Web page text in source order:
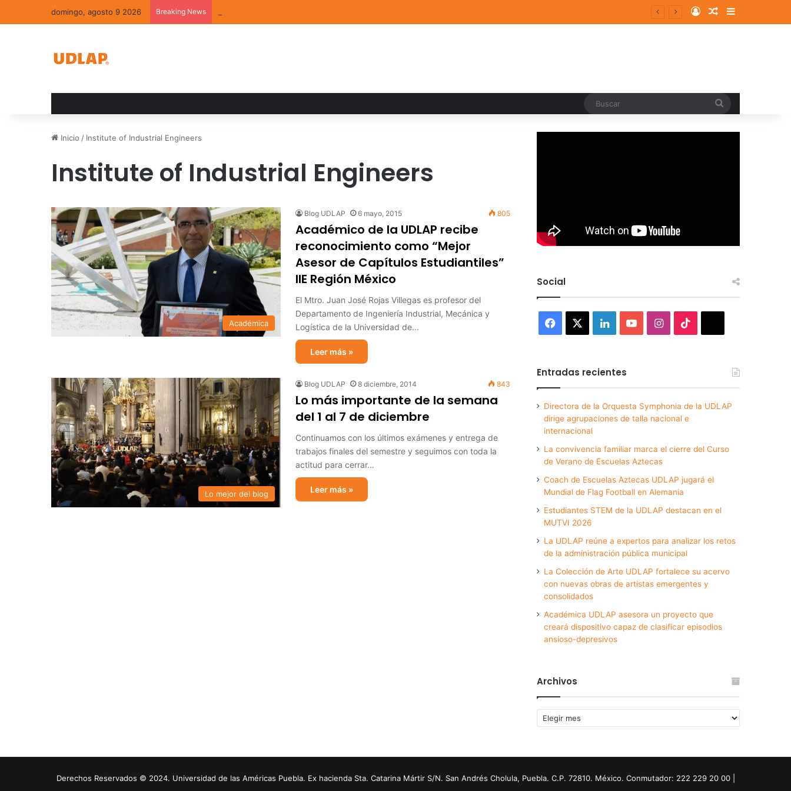
domingo, agosto 9 2026 Breaking News Log InRandom Article
Sidebar
Inicio / Institute of Industrial Engineers
Institute of Industrial Engineers
Académica
Blog UDLAP 6 mayo, 2015 805
Académico de la UDLAP recibe
reconocimiento como “Mejor
Asesor de Capítulos Estudiantiles”
IIE Región México
El Mtro. Juan José Rojas Villegas es profesor del
Departamento de Ingeniería Industrial, Mecánica y
Logística de la Universidad de…
Leer más »
Lo mejor del blog
Blog UDLAP 8 diciembre, 2014 843
Lo más importante de la semana
del 1 al 7 de diciembre
Continuamos con los últimos exámenes y entrega de
trabajos finales del semestre y seguimos con toda la
actitud para cerrar…
Leer más »
Social
Facebook LinkedInYouTubeInstagram
Entradas recientes
Directora de la Orquesta Symphonia de la UDLAP
dirige agrupaciones de talla nacional e
internacional
La convivencia familiar marca el cierre del Curso
de Verano de Escuelas Aztecas
Coach de Escuelas Aztecas UDLAP jugará el
Mundial de Flag Football en Alemania
Estudiantes STEM de la UDLAP destacan en el
MUTVI 2026
La UDLAP reúne a expertos para analizar los retos
de la administración pública municipal
La Colección de Arte UDLAP fortalece su acervo
con nuevas obras de artistas emergentes y
consolidados
Académica UDLAP asesora un proyecto que
creará dispositivo capaz de clasificar episodios
ansioso-depresivos
Archivos
Archivos
Derechos Reservados © 2024. Universidad de las Américas Puebla. Ex hacienda Sta. Catarina Mártir S/N. San Andrés Cholula, Puebla. C.P. 72810. México. Conmutador: 222 229 20 00 |